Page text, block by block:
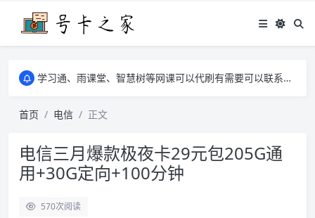
学习通、雨课堂、智慧树等网课可以代刷有需要可以联系邮箱i@tuzi.la
学习通、雨课堂、智慧树等网课可以代刷有需要可以联系邮箱i@tuzi.la
首页
电信 正文
电信三月爆款极夜卡29元包205G通
用+30G定向+100分钟
570次阅读